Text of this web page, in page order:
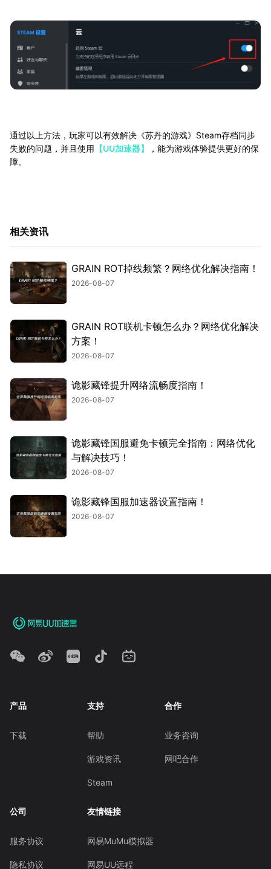
通过以上方法，玩家可以有效解决《苏丹的游戏》Steam存档同步
失败的问题，并且使用 【UU加速器】
，能为游戏体验提供更好的保
障。
相关资讯
GRAIN ROT掉线频繁？网络优化解决指南！
2026-08-07
GRAIN ROT联机卡顿怎么办？网络优化解决
方案！
2026-08-07
诡影藏锋提升网络流畅度指南！
2026-08-07
诡影藏锋国服避免卡顿完全指南：网络优化
与解决技巧！
2026-08-07
诡影藏锋国服加速器设置指南！
2026-08-07
产品
下载
支持
帮助
游戏资讯
Steam
合作
业务咨询
网吧合作
公司
服务协议
隐私协议
友情链接
网易MuMu模拟器
网易UU远程